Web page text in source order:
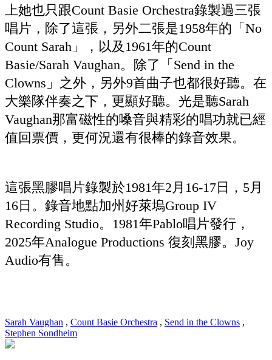
上她也只跟Count Basie Orchestra錄製過三張
唱片，除了這張，另外二張是1958年的「No
Count Sarah」，以及1961年的Count
Basie/Sarah Vaughan。除了「Send in the
Clowns」之外，另外9首曲子也都很好聽。在
大樂隊伴奏之下，更顯好聽。光是聽Sarah
Vaughan那富磁性的嗓音與精彩的唱功就已經
值回票價，更何況還有很棒的錄音效果。
這張黑膠唱片錄製於1981年2月16-17日，5月
16日。錄音地點加州好萊塢Group IV
Recording Studio。1981年Pablo唱片發行，
2025年Analogue Productions 復刻黑膠。Joy
Audio有售。
Sarah Vaughan , Count Basie Orchestra , Send in the Clowns ,
Stephen Sondheim